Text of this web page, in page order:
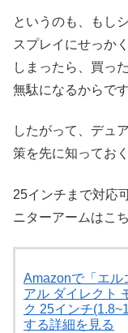
というのも、もし
スプレイにせっか
しまったら、買っ
無駄になるからです
したがって、デュ
策を先に知ってお
25インチまで対応
ニターアームはこち
Amazonで「エル
アル ダイレクト
ク 25インチ
する詳細を見る